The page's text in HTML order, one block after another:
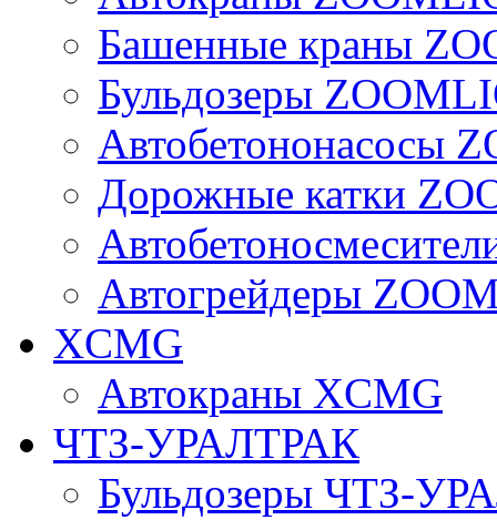
Башенные краны
Бульдозеры
Автобетононасосы
Дорожные катки
Автогрейдеры
XCMG
Автокраны XCMG
ЧТЗ-УРАЛТРАК
Бульдозеры ЧТЗ-